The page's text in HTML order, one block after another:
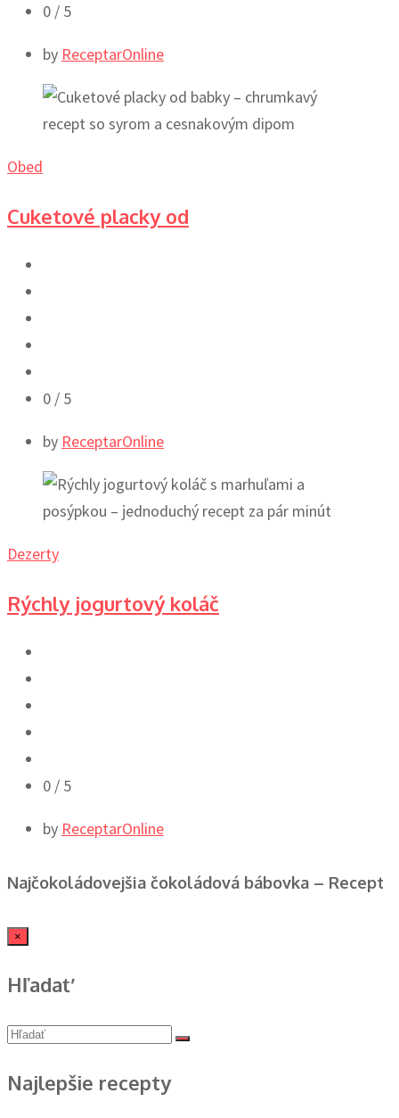
0 / 5
by ReceptarOnline
Obed
Cuketové placky od
0 / 5
by ReceptarOnline
Dezerty
Rýchly jogurtový koláč
0 / 5
by ReceptarOnline
Najčokoládovejšia čokoládová bábovka – Recept
×
Hľadať
Najlepšie recepty